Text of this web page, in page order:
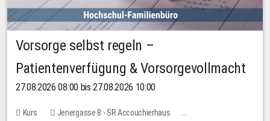
Vorsorge selbst regeln –
Patientenverfügung & Vorsorgevollmacht
27.08.2026 08:00 bis 27.08.2026 10:00
Kurs
Jenergasse 8 - SR Accouchierhaus